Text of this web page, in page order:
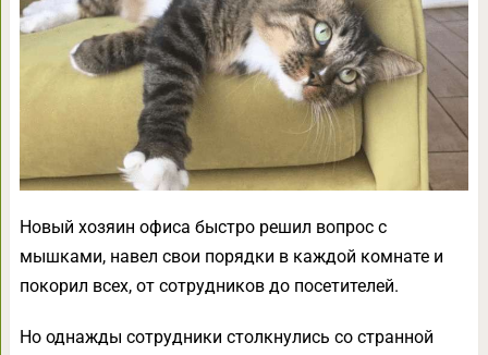
Новый хозяин офиса быстро решил вопрос с
мышками, навел свои порядки в каждой комнате и
покорил всех, от сотрудников до посетителей.
Но однажды сотрудники столкнулись со странной